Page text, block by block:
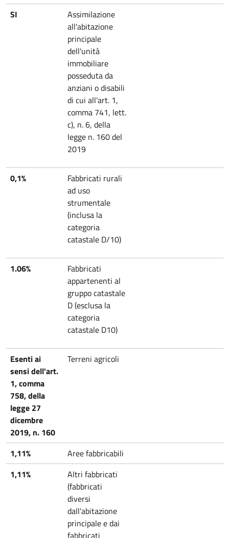
SI
Assimilazione
all'abitazione
principale
dell'unità
immobiliare
posseduta da
anziani o disabili
di cui all'art. 1,
comma 741, lett.
c), n. 6, della
legge n. 160 del
2019
0,1%
Fabbricati rurali
ad uso
strumentale
(inclusa la
categoria
catastale D/10)
1.06%
Fabbricati
appartenenti al
gruppo catastale
D (esclusa la
categoria
catastale D10)
Esenti ai
sensi dell'art.
1, comma
758, della
legge 27
dicembre
2019, n. 160
Terreni agricoli
1,11%
Aree fabbricabili
1,11%
Altri fabbricati
(fabbricati
diversi
dall'abitazione
principale e dai
fabbricati